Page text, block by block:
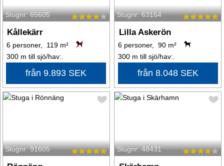
Stugnr: 65605
Kållekärr
6 personer, 119 m²
300 m till sjö/hav:.
från 9.893 SEK
Stugnr: 63164
Lilla Askerön
6 personer, 90 m²
300 m till sjö/hav:.
från 8.048 SEK
Stugnr: 91605 Stugnr: 48431